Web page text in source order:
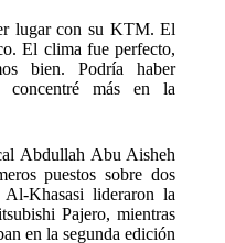
lugar con su KTM. El
El clima fue perfecto,
bien. Podría haber
concentré más en la
Abdullah Abu Aisheh
puestos sobre dos
Khasasi lideraron la
Pajero, mientras
en la segunda edición